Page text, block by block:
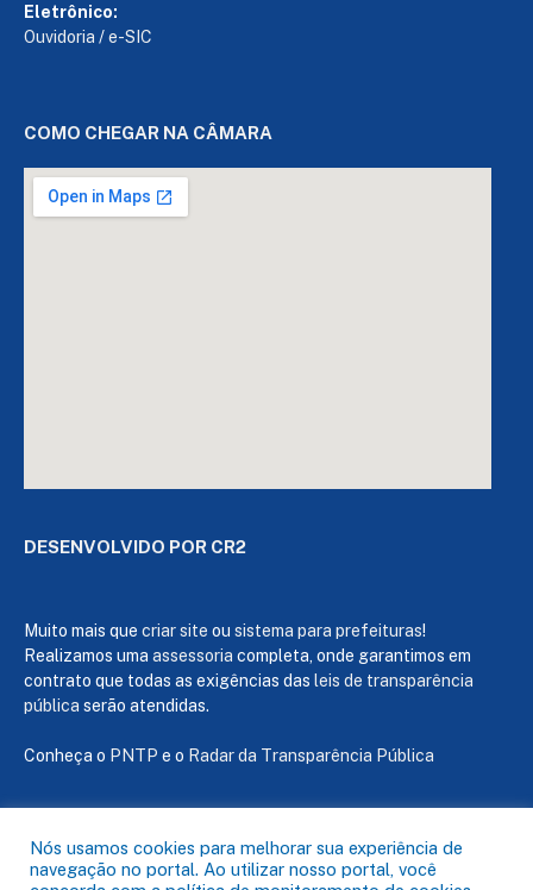
Eletrônico:
Ouvidoria /e-SIC
COMO CHEGAR NA CÂMARA
DESENVOLVIDO POR CR2
Muito mais que criar site ou sistema para prefeituras!
Realizamos uma assessoria completa, onde garantimos em
contrato que todas as exigências das leis de transparência
pública serão atendidas.
Conheça o PNTP e o Radar da Transparência Pública
Todos os direitos reservados a Câmara de Capanema
Nós usamos cookies para melhorar sua experiência de
navegação no portal. Ao utilizar nosso portal, você